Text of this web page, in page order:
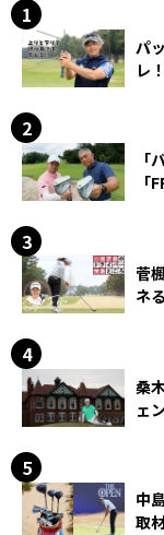
パ
レ
「
「
菅
ネ
桑
ェ
中
取